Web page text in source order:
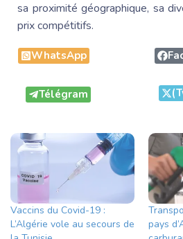
sa proximité géographique, sa
prix compétitifs.
WhatsApp
Télégram
Vaccins du Covid-19 :
L’Algérie vole au secours de
pays